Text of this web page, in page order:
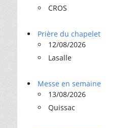
CROS
Prière du chapelet
12/08/2026
Lasalle
Messe en semaine
13/08/2026
Quissac